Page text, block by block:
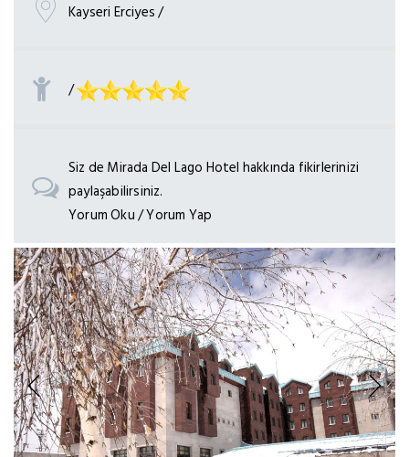
Kayseri Erciyes /
/
Siz de Mirada Del Lago Hotel hakkında fikirlerinizi
paylaşabilirsiniz.
Yorum Oku / Yorum Yap
Previous Next